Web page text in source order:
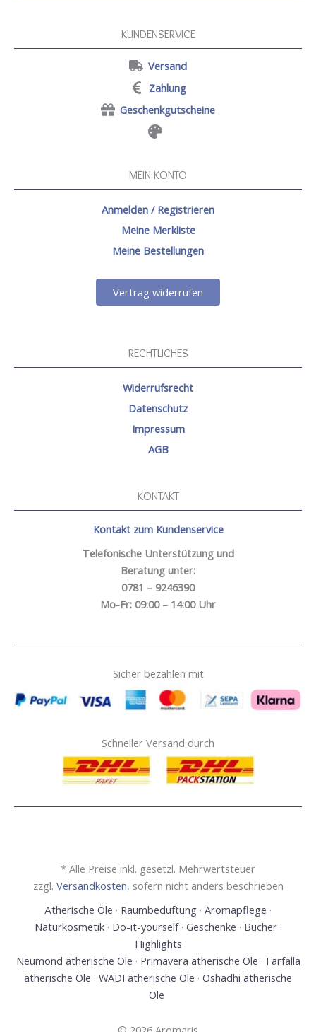
KUNDENSERVICE
Versand
Zahlung
Geschenkgutscheine
MEIN KONTO
Anmelden / Registrieren
Meine Merkliste
Meine Bestellungen
Vertrag widerrufen
RECHTLICHES
Widerrufsrecht
Datenschutz
Impressum
AGB
KONTAKT
Kontakt zum Kundenservice
Telefonische Unterstützung und
Beratung unter:
0781 – 9246390
Mo-Fr: 09:00 – 14:00 Uhr
Sicher bezahlen mit
Schneller Versand durch
* Alle Preise inkl. gesetzl. Mehrwertsteuer
zzgl. Versandkosten, sofern nicht anders beschrieben
Ätherische Öle · Raumbeduftung · Aromapflege ·
Naturkosmetik· Do-it-yourself· Geschenke · Bücher·
Highlights
Neumond ätherische Öle · Primavera ätherische Öle · Farfalla
ätherische Öle · WADI ätherische Öle · Oshadhi ätherische
Öle